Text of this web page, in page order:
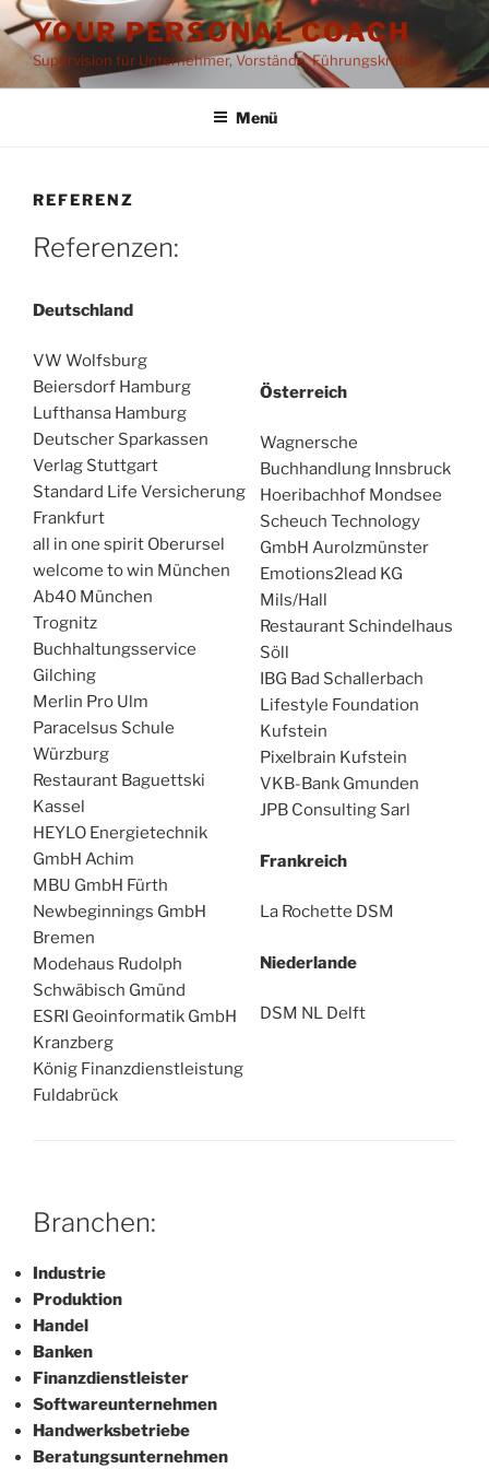
Zum
Inhalt
springen
YOUR PERSONAL COACH
Supervision für Unternehmer, Vorstände, Führungskräfte
Menü
REFERENZ
Referenzen:
Deutschland
VW Wolfsburg
Beiersdorf Hamburg
Lufthansa Hamburg
Deutscher Sparkassen
Verlag Stuttgart
Standard Life Versicherung
Frankfurt
all in one spirit Oberursel
welcome to win München
Ab40 München
Trognitz
Buchhaltungsservice
Gilching
Merlin Pro Ulm
Paracelsus Schule
Würzburg
Restaurant Baguettski
Kassel
HEYLO Energietechnik
GmbH Achim
MBU GmbH Fürth
Newbeginnings GmbH
Bremen
Modehaus Rudolph
Schwäbisch Gmünd
ESRI Geoinformatik GmbH
Kranzberg
König Finanzdienstleistung
Fuldabrück
Österreich
Wagnersche
Buchhandlung Innsbruck
Hoeribachhof Mondsee
Scheuch Technology
GmbH Aurolzmünster
Emotions2lead KG
Mils/Hall
Restaurant Schindelhaus
Söll
IBG Bad Schallerbach
Lifestyle Foundation
Kufstein
Pixelbrain Kufstein
VKB-Bank Gmunden
JPB Consulting Sarl
Frankreich
La Rochette DSM
Niederlande
DSM NL Delft
Branchen:
Industrie
Produktion
Handel
Banken
Finanzdienstleister
Softwareunternehmen
Handwerksbetriebe
Beratungsunternehmen